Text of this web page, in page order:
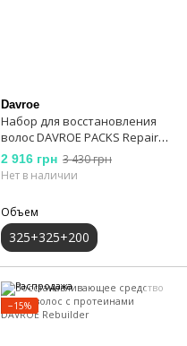
Davroe
Набор для восстановления
волос DAVROE PACKS Repair
Senses
2 916 грн 3 430 грн
Нет в наличии
Объем
325+325+200
−15%